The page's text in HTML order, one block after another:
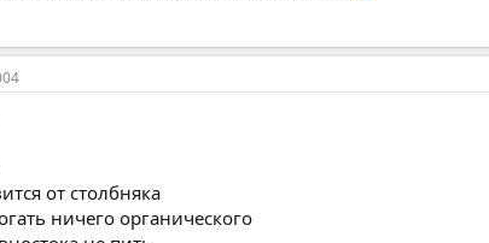
от столбняка
ничего органического